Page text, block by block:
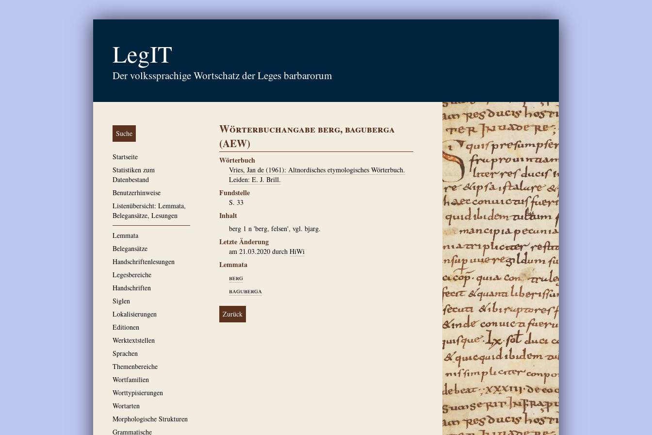
LegIT
Der volkssprachige Wortschatz der Leges barbarorum
Suche
Startseite
Statistiken zum
Datenbestand
Benutzerhinweise
Listenübersicht: Lemmata,
Belegansätze, Lesungen
Lemmata
Belegansätze
Handschriftenlesungen
Legesbereiche
Handschriften
Siglen
Lokalisierungen
Editionen
Werktextstellen
Sprachen
Themenbereiche
Wortfamilien
Worttypisierungen
Wortarten
Morphologische Strukturen
Grammatische
Wörterbuchangabe berg, baguberga
(AEW)
Wörterbuch
Vries, Jan de (1961): Altnordisches etymologisches Wörterbuch.
Leiden: E. J. Brill.
Fundstelle
S. 33
Inhalt
berg 1 n 'berg, felsen', vgl. bjarg.
Letzte Änderung
am 21.03.2020 durch HiWi
Lemmata
berg
baguberga
Zurück